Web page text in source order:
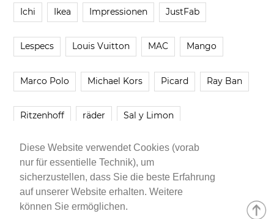
Diese Website verwendet Cookies (vorab
nur für essentielle Technik), um
sicherzustellen, dass Sie die beste Erfahrung
auf unserer Website erhalten. Weitere
können Sie ermöglichen.
Ichi Ikea Impressionen JustFab
Lespecs Louis Vuitton MAC Mango
Marco Polo Michael Kors Picard Ray Ban
Ritzenhoff räder Sal y Limon
Smartbuyglasses smash! Steve Madden
Younique Zara